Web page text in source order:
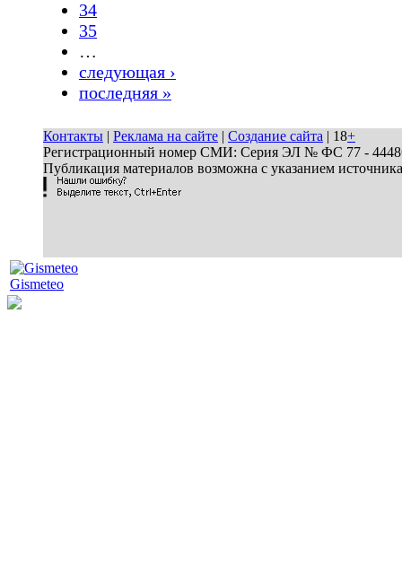
34
35
…
следующая ›
последняя »
Контакты | Реклама на сайте | Создание сайта | 18+
Регистрационный номер СМИ: Серия ЭЛ № ФС 77 - 44486
Публикация материалов возможна с указанием
Gismeteo